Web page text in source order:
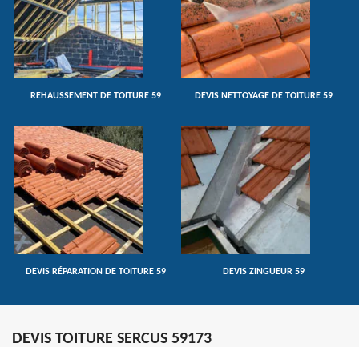
REHAUSSEMENT DE TOITURE 59 DEVIS NETTOYAGE DE TOITURE 59
DEVIS RÉPARATION DE TOITURE 59 DEVIS ZINGUEUR 59
DEVIS TOITURE SERCUS 59173